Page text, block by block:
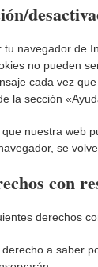
tu navegador de
no pueden
cada vez
la sección
nuestra web
se
con
derechos
derecho a saber